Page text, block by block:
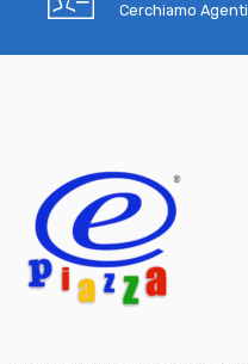
Cerchiamo Agenti